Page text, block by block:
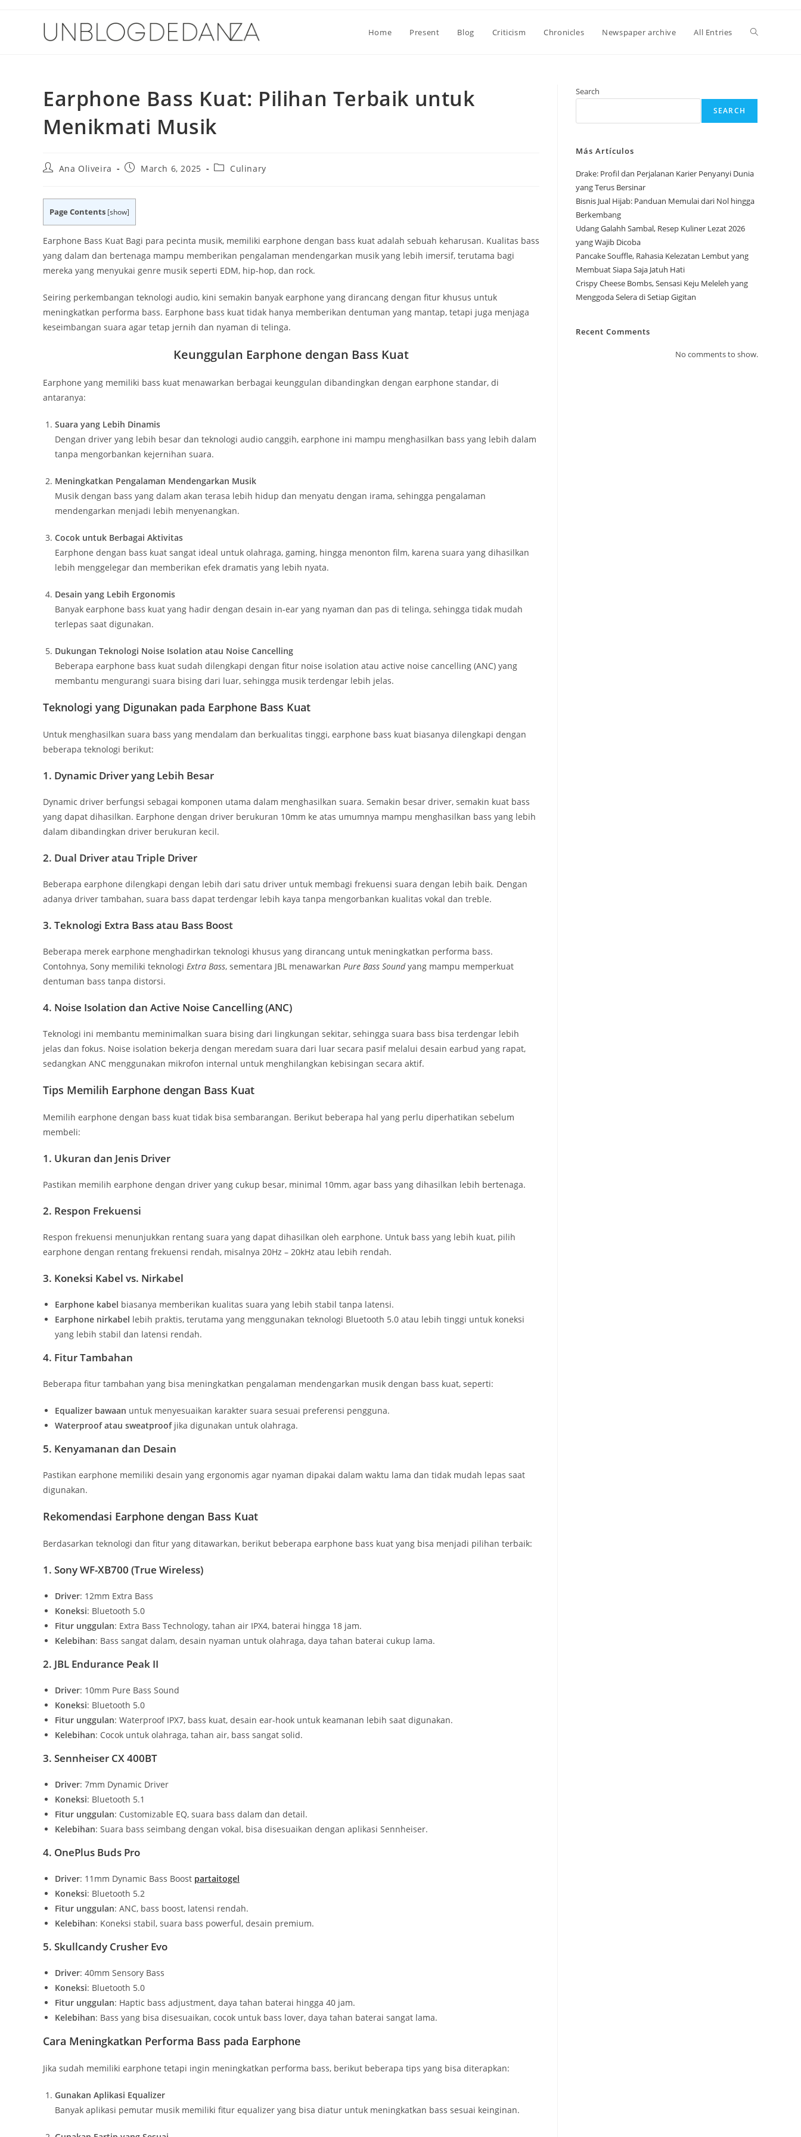
Home Present Blog Criticism Chronicles Newspaper archive All Entries Toggle
search
Earphone Bass Kuat: Pilihan Terbaik untuk
Menikmati Musik
PostAna Oliveira
PostMarch 6, 2025
PostCulinary
Page Contents [show]
Earphone Bass Kuat Bagi para pecinta musik, memiliki earphone dengan bass kuat adalah sebuah keharusan. Kualitas bass
yang dalam dan bertenaga mampu memberikan pengalaman mendengarkan musik yang lebih imersif, terutama bagi
mereka yang menyukai genre musik seperti EDM, hip-hop, dan rock.
Seiring perkembangan teknologi audio, kini semakin banyak earphone yang dirancang dengan fitur khusus untuk
meningkatkan performa bass. Earphone bass kuat tidak hanya memberikan dentuman yang mantap, tetapi juga menjaga
keseimbangan suara agar tetap jernih dan nyaman di telinga.
Keunggulan Earphone dengan Bass Kuat
Earphone yang memiliki bass kuat menawarkan berbagai keunggulan dibandingkan dengan earphone standar, di
antaranya:
Suara yang Lebih Dinamis
Dengan driver yang lebih besar dan teknologi audio canggih, earphone ini mampu menghasilkan bass yang lebih dalam
tanpa mengorbankan kejernihan suara.
Meningkatkan Pengalaman Mendengarkan Musik
Musik dengan bass yang dalam akan terasa lebih hidup dan menyatu dengan irama, sehingga pengalaman
mendengarkan menjadi lebih menyenangkan.
Cocok untuk Berbagai Aktivitas
Earphone dengan bass kuat sangat ideal untuk olahraga, gaming, hingga menonton film, karena suara yang dihasilkan
lebih menggelegar dan memberikan efek dramatis yang lebih nyata.
Desain yang Lebih Ergonomis
Banyak earphone bass kuat yang hadir dengan desain in-ear yang nyaman dan pas di telinga, sehingga tidak mudah
terlepas saat digunakan.
Dukungan Teknologi Noise Isolation atau Noise Cancelling
Beberapa earphone bass kuat sudah dilengkapi dengan fitur noise isolation atau active noise cancelling (ANC) yang
membantu mengurangi suara bising dari luar, sehingga musik terdengar lebih jelas.
Teknologi yang Digunakan pada Earphone Bass Kuat
Untuk menghasilkan suara bass yang mendalam dan berkualitas tinggi, earphone bass kuat biasanya dilengkapi dengan
beberapa teknologi berikut:
1. Dynamic Driver yang Lebih Besar
Dynamic driver berfungsi sebagai komponen utama dalam menghasilkan suara. Semakin besar driver, semakin kuat bass
yang dapat dihasilkan. Earphone dengan driver berukuran 10mm ke atas umumnya mampu menghasilkan bass yang lebih
dalam dibandingkan driver berukuran kecil.
2. Dual Driver atau Triple Driver
Beberapa earphone dilengkapi dengan lebih dari satu driver untuk membagi frekuensi suara dengan lebih baik. Dengan
adanya driver tambahan, suara bass dapat terdengar lebih kaya tanpa mengorbankan kualitas vokal dan treble.
3. Teknologi Extra Bass atau Bass Boost
Beberapa merek earphone menghadirkan teknologi khusus yang dirancang untuk meningkatkan performa bass.
Contohnya, Sony memiliki teknologi Extra Bass, sementara JBL menawarkan Pure Bass Soundyang mampu memperkuat
dentuman bass tanpa distorsi.
4. Noise Isolation dan Active Noise Cancelling (ANC)
Teknologi ini membantu meminimalkan suara bising dari lingkungan sekitar, sehingga suara bass bisa terdengar lebih
jelas dan fokus. Noise isolation bekerja dengan meredam suara dari luar secara pasif melalui desain earbud yang rapat,
sedangkan ANC menggunakan mikrofon internal untuk menghilangkan kebisingan secara aktif.
Tips Memilih Earphone dengan Bass Kuat
Memilih earphone dengan bass kuat tidak bisa sembarangan. Berikut beberapa hal yang perlu diperhatikan sebelum
membeli:
1. Ukuran dan Jenis Driver
Pastikan memilih earphone dengan driver yang cukup besar, minimal 10mm, agar bass yang dihasilkan lebih bertenaga.
2. Respon Frekuensi
Respon frekuensi menunjukkan rentang suara yang dapat dihasilkan oleh earphone. Untuk bass yang lebih kuat, pilih
earphone dengan rentang frekuensi rendah, misalnya 20Hz – 20kHz atau lebih rendah.
3. Koneksi Kabel vs. Nirkabel
Earphone kabel biasanya memberikan kualitas suara yang lebih stabil tanpa latensi.
Earphone nirkabel lebih praktis, terutama yang menggunakan teknologi Bluetooth 5.0 atau lebih tinggi untuk koneksi
yang lebih stabil dan latensi rendah.
4. Fitur Tambahan
Beberapa fitur tambahan yang bisa meningkatkan pengalaman mendengarkan musik dengan bass kuat, seperti:
Equalizer bawaan untuk menyesuaikan karakter suara sesuai preferensi pengguna.
Waterproof atau sweatproofjika digunakan untuk olahraga.
5. Kenyamanan dan Desain
Pastikan earphone memiliki desain yang ergonomis agar nyaman dipakai dalam waktu lama dan tidak mudah lepas saat
digunakan.
Rekomendasi Earphone dengan Bass Kuat
Berdasarkan teknologi dan fitur yang ditawarkan, berikut beberapa earphone bass kuat yang bisa menjadi pilihan terbaik:
1. Sony WF-XB700 (True Wireless)
Driver: 12mm Extra Bass
Koneksi: Bluetooth 5.0
Fitur unggulan: Extra Bass Technology, tahan air IPX4, baterai hingga 18 jam.
Kelebihan: Bass sangat dalam, desain nyaman untuk olahraga, daya tahan baterai cukup lama.
2. JBL Endurance Peak II
Driver: 10mm Pure Bass Sound
Koneksi: Bluetooth 5.0
Fitur unggulan: Waterproof IPX7, bass kuat, desain ear-hook untuk keamanan lebih saat digunakan.
Kelebihan: Cocok untuk olahraga, tahan air, bass sangat solid.
3. Sennheiser CX 400BT
Driver: 7mm Dynamic Driver
Koneksi: Bluetooth 5.1
Fitur unggulan: Customizable EQ, suara bass dalam dan detail.
Kelebihan: Suara bass seimbang dengan vokal, bisa disesuaikan dengan aplikasi Sennheiser.
4. OnePlus Buds Pro
Driver: 11mm Dynamic Bass Boost partaitogel
Koneksi: Bluetooth 5.2
Fitur unggulan: ANC, bass boost, latensi rendah.
Kelebihan: Koneksi stabil, suara bass powerful, desain premium.
5. Skullcandy Crusher Evo
Driver: 40mm Sensory Bass
Koneksi: Bluetooth 5.0
Fitur unggulan: Haptic bass adjustment, daya tahan baterai hingga 40 jam.
Kelebihan: Bass yang bisa disesuaikan, cocok untuk bass lover, daya tahan baterai sangat lama.
Cara Meningkatkan Performa Bass pada Earphone
Jika sudah memiliki earphone tetapi ingin meningkatkan performa bass, berikut beberapa tips yang bisa diterapkan:
Gunakan Aplikasi Equalizer
Banyak aplikasi pemutar musik memiliki fitur equalizer yang bisa diatur untuk meningkatkan bass sesuai keinginan.
Search
SEARCH
Más Artículos
Drake: Profil dan Perjalanan Karier Penyanyi Dunia
yang Terus Bersinar
Bisnis Jual Hijab: Panduan Memulai dari Nol hingga
Berkembang
Udang Galahh Sambal, Resep Kuliner Lezat 2026
yang Wajib Dicoba
Pancake Souffle, Rahasia Kelezatan Lembut yang
Membuat Siapa Saja Jatuh Hati
Crispy Cheese Bombs, Sensasi Keju Meleleh yang
Menggoda Selera di Setiap Gigitan
Recent Comments
No comments to show.